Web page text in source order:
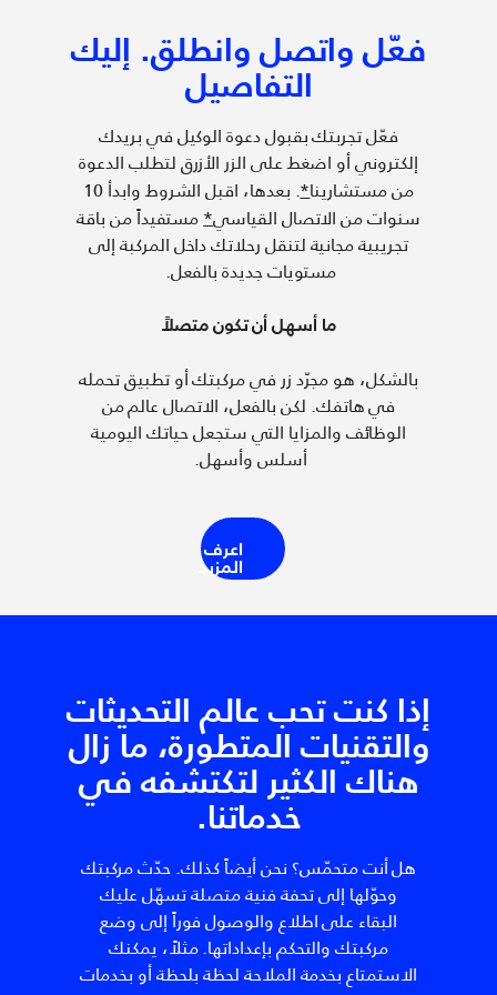
فعّل واتصل وانطلق. إليك
التفاصيل
فعّل تجربتك بقبول دعوة الوكيل في بريدك
إلكتروني أو اضغط على الزر الأزرق لتطلب الدعوة
من مستشارينا*
. بعدها، اقبل الشروط وابدأ 10
سنوات من الاتصال القياسي* مستفيداً من باقة
تجريبية مجانية لتنقل رحلاتك داخل المركبة إلى
مستويات جديدة بالفعل.
ما أسهل أن تكون متصلاً
بالشكل، هو مجرّد زر في مركبتك أو تطبيق تحمله
في هاتفك. لكن بالفعل، الاتصال عالم من
الوظائف والمزايا التي ستجعل حياتك اليومية
أسلس وأسهل.
اعرف
المزيد
إذا كنت تحب عالم التحديثات
والتقنيات المتطورة، ما زال
هناك الكثير لتكتشفه في
خدماتنا.
هل أنت متحمّس؟ نحن أيضاً كذلك. حدّث مركبتك
وحوّلها إلى تحفة فنية متصلة تسهّل عليك
البقاء على اطلاع والوصول فوراً إلى وضع
مركبتك والتحكم بإعداداتها. مثلاً، يمكنك
الاستمتاع بخدمة الملاحة لحظة بلحظة أو بخدمات